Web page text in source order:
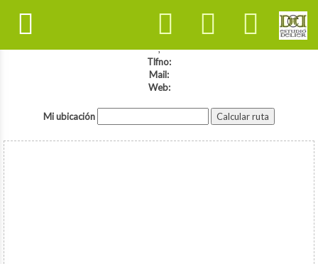
,
Tlfno:
Mail:
Web:
Mi ubicación